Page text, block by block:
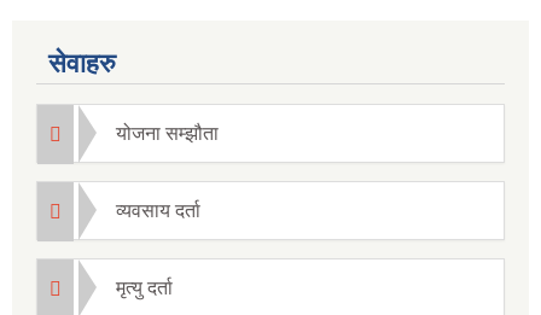
सेवाहरु
योजना सम्झौता
व्यवसाय दर्ता
मृत्यु दर्ता